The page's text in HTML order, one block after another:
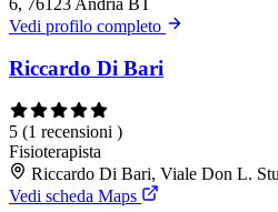
Vedi profilo completo
Riccardo Di Bari
5 (1 recensioni )
Fisioterapista
Riccardo Di Bari, Viale Don L.
Vedi scheda Maps